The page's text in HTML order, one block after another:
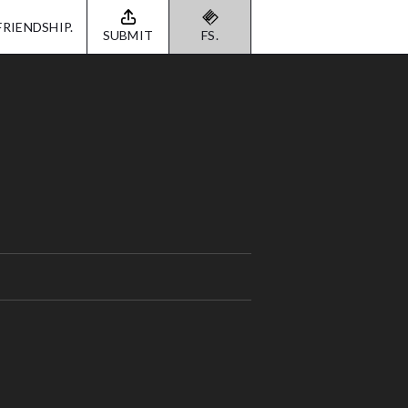
SUBMIT FS.